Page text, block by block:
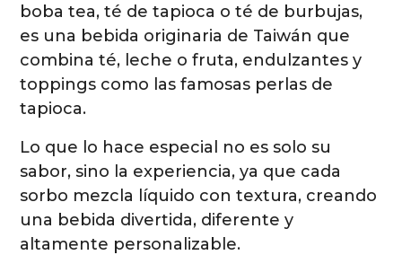
boba tea, té de tapioca o té de burbujas,
es una bebida originaria de Taiwán que
combina té, leche o fruta, endulzantes y
toppings como las famosas perlas de
tapioca.
Lo que lo hace especial no es solo su
sabor, sino la experiencia, ya que cada
sorbo mezcla líquido con textura, creando
una bebida divertida, diferente y
altamente personalizable.